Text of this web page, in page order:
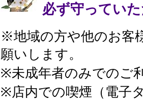
必ず守ってい
※地域の方や他のお
願いします。
※未成年者のみでのご
※店内での喫煙（電子